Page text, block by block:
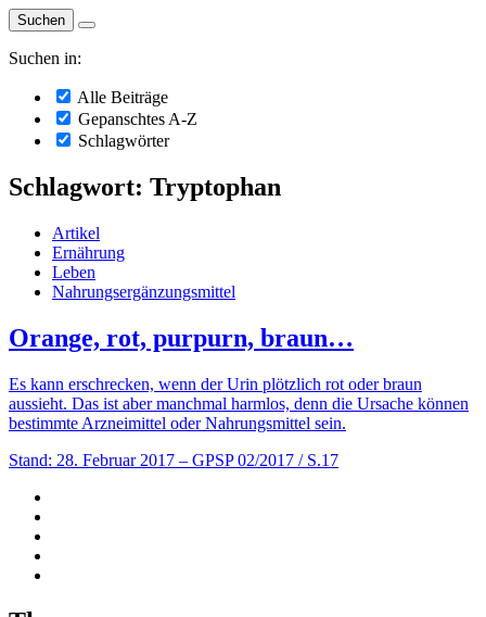
Suchen in:
Alle Beiträge
Gepanschtes A-Z
Schlagwörter
Schlagwort: Tryptophan
Artikel
Ernährung
Leben
Nahrungsergänzungsmittel
Orange, rot, purpurn, braun…
Es kann erschrecken, wenn der Urin plötzlich rot oder braun
aussieht. Das ist aber manchmal harmlos, denn die Ursache können
bestimmte Arzneimittel oder Nahrungsmittel sein.
Stand: 28. Februar 2017 – GPSP 02/2017 / S.17